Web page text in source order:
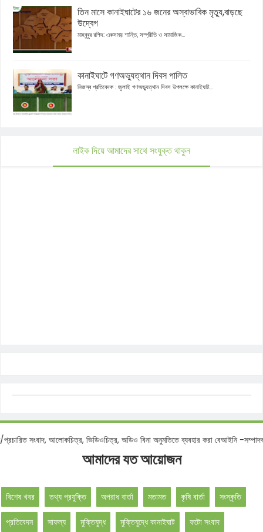
তিন মাসে কানাইঘাটের ১৬ জনের অস্বাভাবিক মৃত্যু,বাড়ছে
উদ্বেগ
মাহবুবুর রশিদ: একসময় শান্তি, সম্প্রীতি ও সামাজিক...
কানাইঘাটে গণঅভ্যুত্থান দিবস পালিত
নিজস্ব প্রতিবেদক : জুলাই গণঅভ্যুত্থান দিবস উপলক্ষে কানাইঘাট...
লাইক দিয়ে আমাদের সাথে সংযুক্ত থাকুন
প্রচারিত সংবাদ, আলোকচিত্র, ভিডিওচিত্র, অডিও বিনা অনুমতিতে ব্যবহার করা বেআইনি -
আমাদের যত আয়োজন
বিশেষ খবর তথ্য প্রযুক্তি অপরাধ বার্তা মতামত কৃষি বার্তা সংস্কৃতি
প্রতিবেদন সাফল্য মুক্তিযুদ্ধ মুক্তিযুদ্ধে কানাইঘাট ফটো সংবাদ